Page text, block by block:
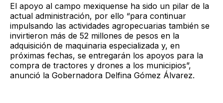
El apoyo al campo mexiquense ha sido un pilar de la
actual administración, por ello “para continuar
impulsando las actividades agropecuarias también se
invirtieron más de 52 millones de pesos en la
adquisición de maquinaria especializada y, en
próximas fechas, se entregarán los apoyos para la
compra de tractores y drones a los municipios”,
anunció la Gobernadora Delfina Gómez Álvarez.